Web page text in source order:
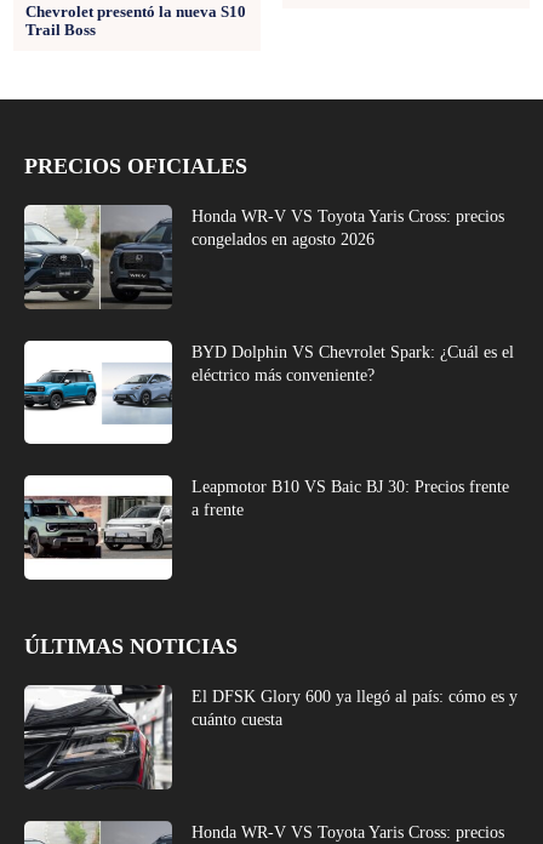
Chevrolet presentó la nueva S10
Trail Boss
PRECIOS OFICIALES
Honda WR-V VS Toyota Yaris Cross: precios
congelados en agosto 2026
BYD Dolphin VS Chevrolet Spark: ¿Cuál es el
eléctrico más conveniente?
Leapmotor B10 VS Baic BJ 30: Precios frente
a frente
ÚLTIMAS NOTICIAS
El DFSK Glory 600 ya llegó al país: cómo es y
cuánto cuesta
Honda WR-V VS Toyota Yaris Cross: precios